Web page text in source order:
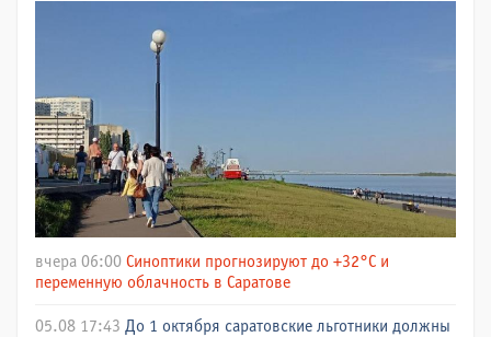
вчера 06:00 Синоптики прогнозируют до +32°C и
переменную облачность в Саратове
05.08 17:43 До 1 октября саратовские льготники должны